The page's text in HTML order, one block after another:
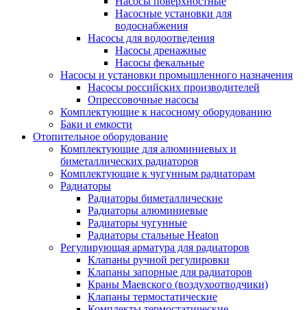
Насосные установки для
водоснабжения
Насосы для водоотведения
Насосы дренажные
Насосы фекальные
Насосы и установки промышленного назначения
Насосы российских производителей
Опрессовочные насосы
Комплектующие к насосному оборудованию
Баки и емкости
Отопительное оборудование
Комплектующие для алюминиевых и
биметаллических радиаторов
Комплектующие к чугунным радиаторам
Радиаторы
Радиаторы биметаллические
Радиаторы алюминиевые
Радиаторы чугунные
Радиаторы стальные Heaton
Регулирующая арматура для радиаторов
Клапаны ручной регулировки
Клапаны запорные для радиаторов
Краны Маевского (воздухоотводчики)
Клапаны термостатические